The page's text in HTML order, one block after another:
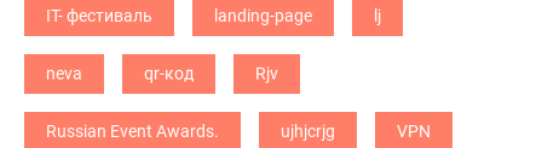
IT- фестиваль landing-page lj
neva qr-код Rjv
Russian Event Awards. ujhjcrjg VPN